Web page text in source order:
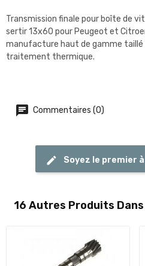
Transmission finale pour boîte de
sertir 13x60 pour Peugeot et
manufacture haut de gamme taillé
traitement thermique.
Commentaires (0)
Soyez le premier
16 Autres Produits